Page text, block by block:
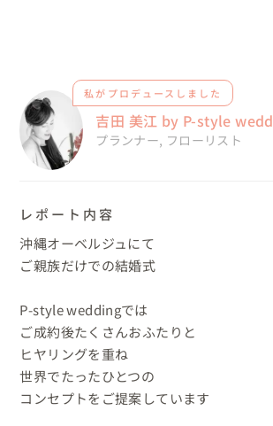
私がプロデュースしました
吉田 美江 by P-style
プランナー, フローリスト
レポート内容
沖縄オーベルジュにて
ご親族だけでの結婚式
P-style weddingでは
ご成約後たくさんおふたりと
ヒヤリングを重ね
世界でたったひとつの
コンセプトをご提案しています